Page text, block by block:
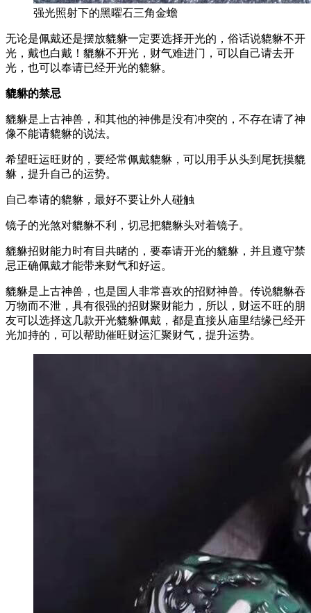
强光照射下的黑曜石三角金蟾
无论是佩戴还是摆放貔貅一定要选择开光的，俗话说貔貅不开
光，戴也白戴！貔貅不开光，财气难进门，可以自己请去开
光，也可以奉请已经开光的貔貅。
貔貅的禁忌
貔貅是上古神兽，和其他的神佛是没有冲突的，不存在请了神
像不能请貔貅的说法。
希望旺运旺财的，要经常佩戴貔貅，可以用手从头到尾抚摸貔
貅，提升自己的运势。
自己奉请的貔貅，最好不要让外人碰触
镜子的光煞对貔貅不利，切忌把貔貅头对着镜子。
貔貅招财能力时有目共睹的，要奉请开光的貔貅，并且遵守禁
忌正确佩戴才能带来财气和好运。
貔貅是上古神兽，也是国人非常喜欢的招财神兽。传说貔貅吞
万物而不泄，具有很强的招财聚财能力，所以，财运不旺的朋
友可以选择这几款开光貔貅佩戴，都是直接从庙里结缘已经开
光加持的，可以帮助催旺财运汇聚财气，提升运势。